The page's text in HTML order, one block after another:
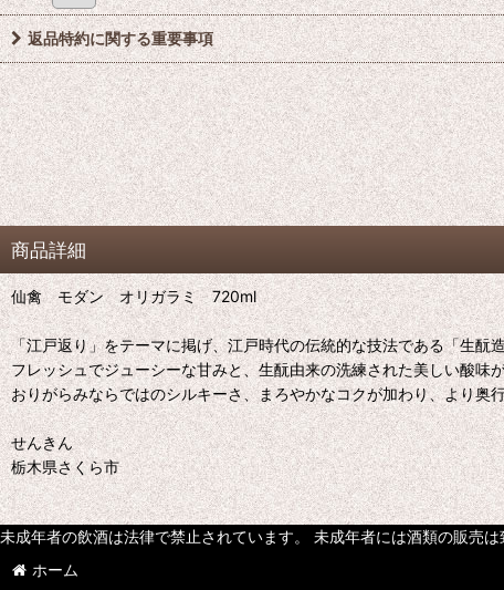
返品特約に関する重要事項
商品詳細
仙禽 モダン オリガラミ 720ml
「江戸返り」をテーマに掲げ、江戸時代の伝統的な技法である「生酛
フレッシュでジューシーな甘みと、生酛由来の洗練された美しい酸味
おりがらみならではのシルキーさ、まろやかなコクが加わり、より奥
せんきん
栃木県さくら市
未成年者の飲酒は法律で禁止されています。 未成年者には酒類の販売は
ホーム